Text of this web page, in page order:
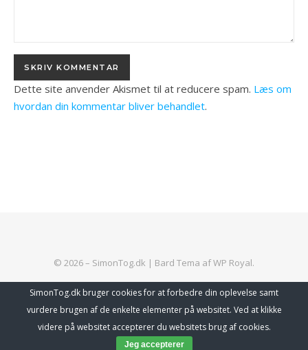
Dette site anvender Akismet til at reducere spam. Læs om
hvordan din kommentar bliver behandlet.
© 2026 – SimonTog.dk | Bard Tema afWP Royal.
TILBAGE TIL TOPPEN
SimonTog.dk bruger cookies for at forbedre din oplevelse samt
vurdere brugen af de enkelte elementer på websitet. Ved at klikke
videre på websitet accepterer du websitets brug af cookies.
Jeg accepterer
Abonner